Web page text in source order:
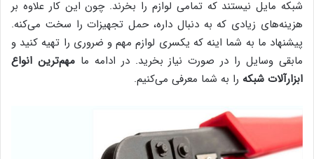
شبکه مایل نیستند که تمامی لوازم را بخرند. چون این کار علاوه بر
هزینه‌های زیادی که به دنبال داره، حمل تجهیزات را سخت می‌کنه.
پیشنهاد ما به شما اینه که یکسری لوازم مهم و ضروری را تهیه کنید و
مابقی وسایل را در صورت نیاز بخرید. در ادامه مامهم‌ترین انواع
ابزارآلات شبکه را به شما معرفی می‌کنیم.